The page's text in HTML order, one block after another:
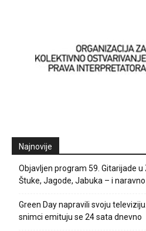
Najnovije
Objavljen program 59. Gitarijade
Štuke, Jagode, Jabuka – i
Green Day napravili svoju
snimci emituju se 24 sata dnevno